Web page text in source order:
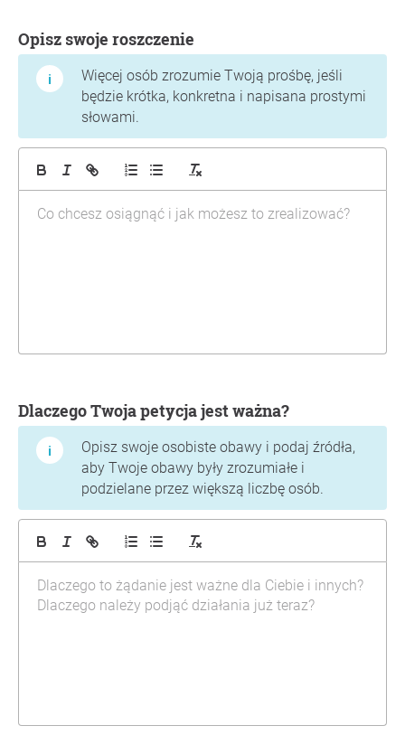
Opisz swoje roszczenie
Więcej osób zrozumie Twoją prośbę, jeśli
będzie krótka, konkretna i napisana prostymi
słowami.
Dlaczego Twoja petycja jest ważna?
Opisz swoje osobiste obawy i podaj źródła,
aby Twoje obawy były zrozumiałe i
podzielane przez większą liczbę osób.